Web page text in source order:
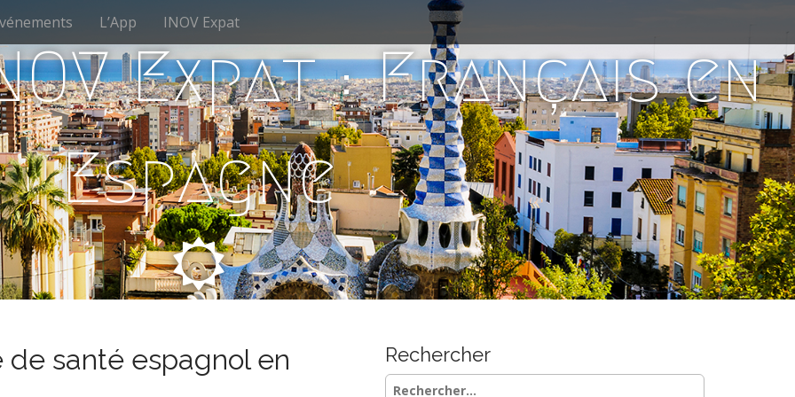
L’App INOV Expat
Expat : Français en
Espagne
santé espagnol en
Rechercher
Rechercher :